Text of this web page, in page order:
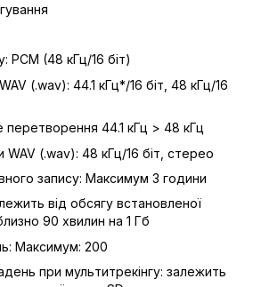
PCM (48 кГц/16 біт)
(.wav): 44.1 кГц*/16 біт, 48 кГц/16
44.1 кГц > 48 кГц
WAV (.wav): 48 кГц/16 біт, стерео
запису: Максимум 3 години
від обсягу встановленої
90 хвилин на 1 Гб
Максимум: 200
при мультитрекінгу: залежить